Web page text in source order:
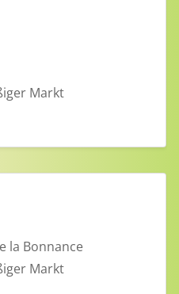
Markt
la Bonnance
Markt